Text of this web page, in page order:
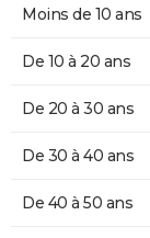
Moins de 10 ans
De 10 à 20 ans
De 20 à 30 ans
De 30 à 40 ans
De 40 à 50 ans